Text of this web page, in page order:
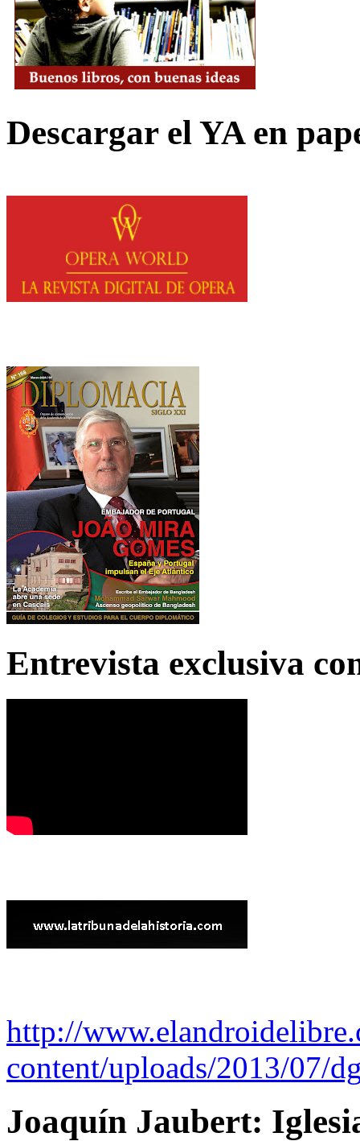
Descargar el YA en
Entrevista exclusiva
http://
content/uploads/2013/07/
Joaquín Jaubert: